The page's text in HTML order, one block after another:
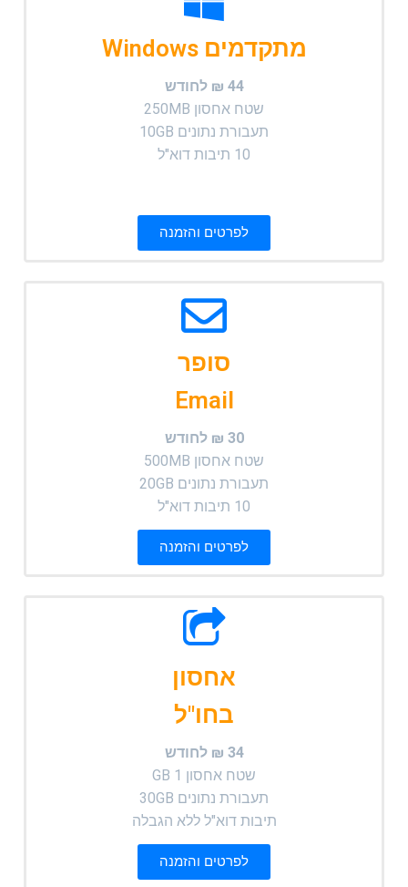
מתקדמים Windows
44 ₪ לחודש
שטח אחסון 250MB
תעבורת נתונים 10GB
10 תיבות דוא"ל
לפרטים והזמנה
סופר
Email
30 ₪ לחודש
שטח אחסון 500MB
תעבורת נתונים 20GB
10 תיבות דוא"ל
לפרטים והזמנה
אחסון
בחו"ל
34 ₪ לחודש
שטח אחסון 1 GB
תעבורת נתונים 30GB
תיבות דוא"ל ללא הגבלה
לפרטים והזמנה